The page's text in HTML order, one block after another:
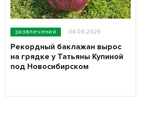
развлечения 04.08.2026
Рекордный баклажан вырос
на грядке у Татьяны Купиной
под Новосибирском